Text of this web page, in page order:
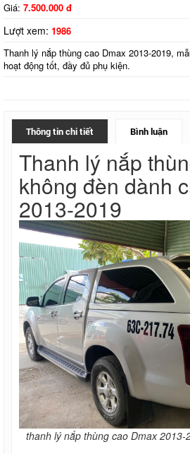
Giá: 7.500.000 đ
Lượt xem: 1986
Thanh lý nắp thùng cao Dmax 2013-2019,
hoạt động tốt, đầy đủ phụ kiện.
Thông tin chi tiết Bình luận
Thanh lý nắp
không đèn dành
2013-2019
thanh lý nắp thùng cao Dmax